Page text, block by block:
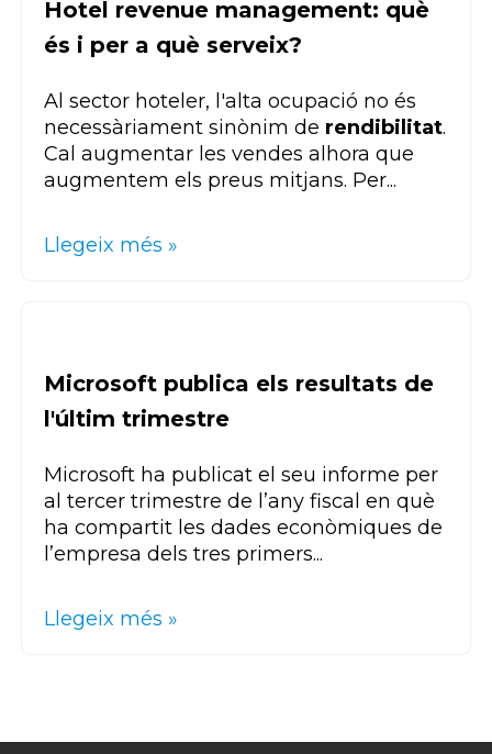
Hotel revenue management: què
és i per a què serveix?
Al sector hoteler, l'alta ocupació no és
necessàriament sinònim de rendibilitat.
Cal augmentar les vendes alhora que
augmentem els preus mitjans. Per...
Llegeix més »
Microsoft publica els resultats de
l'últim trimestre
Microsoft ha publicat el seu informe per
al tercer trimestre de l’any fiscal en què
ha compartit les dades econòmiques de
l’empresa dels tres primers...
Llegeix més »